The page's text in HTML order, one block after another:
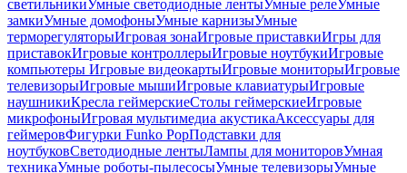
светильникиУмные светодиодные лентыУмные релеУмные
замкиУмные домофоныУмные карнизыУмные
терморегуляторыИгровая зонаИгровые приставкиИгры для
приставокИгровые контроллерыИгровые ноутбукиИгровые
компьютеры Игровые видеокартыИгровые мониторыИгровые
телевизорыИгровые мышиИгровые клавиатурыИгровые
наушникиКресла геймерскиеСтолы геймерскиеИгровые
микрофоныИгровая мультимедиа акустикаАксессуары для
геймеровФигурки Funko PopПодставки для
ноутбуковСветодиодные лентыЛампы для мониторовУмная
техникаУмные роботы-пылесосыУмные телевизорыУмные